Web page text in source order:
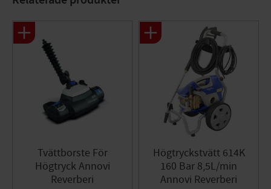
vilket resulterar i en minskning av rengöringstiderna. I själva
verket kan flödeshastigheten från de två kraftenheterna
uppgå till 850 l / h, dubbelt så hög som en vanlig
högtryckstvätt i hem och trädgård. Detta innebär också att
strålen kan nå upp till 5 meter bort, vilket gör att du enkelt
kan rengöra även mycket stora takytor, vilket är svårt att göra
med en högtryckstvätt hem och trädgård. Därför utmärkt
prestanda men hög anpassningsnivå. Baserat på typen av
arbete som ska utföras, kan bara en eller båda
kraftenheterna användas med Dualtech Technology System,
varigenom flödeshastigheten varierar beroende på ytan som
ska behandlas.
ECO Soft Cleaning-läge aktiveras en strömenhet för lätt tvätt
och är särskilt lämplig för träytor, bilar, cyklar, utemöbler och
Tvättborste För
Högtryck Annovi
Reverberi
Högtryckstvätt 614K
160 Bar 8,5L/min
Annovi Reverberi